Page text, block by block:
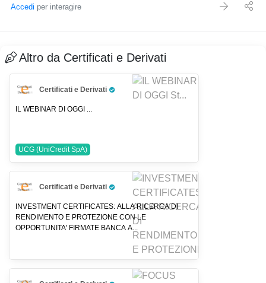
Accedi per interagire
Altro da Certificati e Derivati
Certificati e Derivati
Pro Trader
IL WEBINAR DI OGGI ...
UCG (UniCredit SpA)
Certificati e Derivati
Pro Trader
INVESTMENT CERTIFICATES: ALLA RICERCA DI
RENDIMENTO E PROTEZIONE CON LE
OPPORTUNITA' FIRMATE BANCA A...